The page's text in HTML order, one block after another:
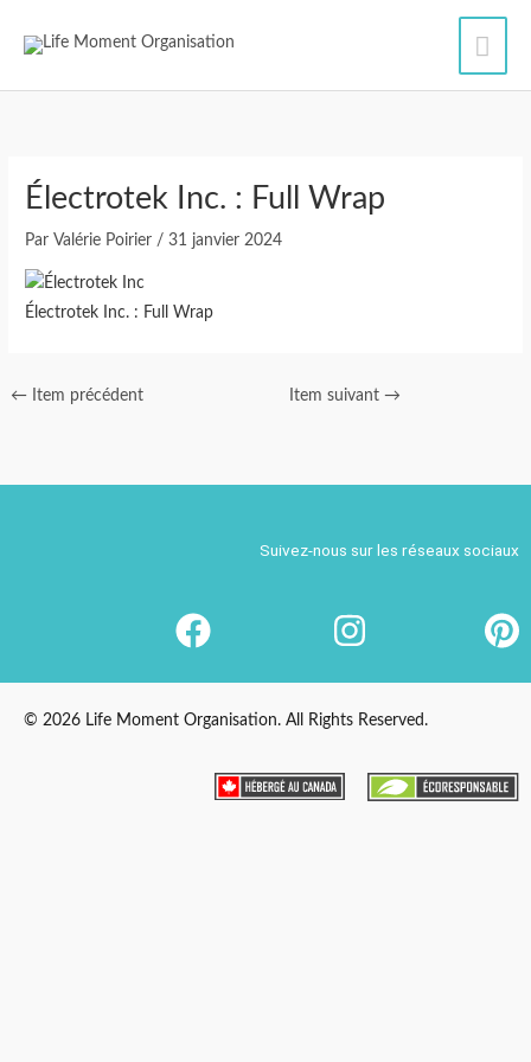
Électrotek Inc. : Full Wrap
Par Valérie Poirier /31 janvier 2024
Électrotek Inc. : Full Wrap
← Item précédent Item suivant →
Suivez-nous sur les réseaux sociaux
© 2026 Life Moment Organisation. All Rights Reserved.